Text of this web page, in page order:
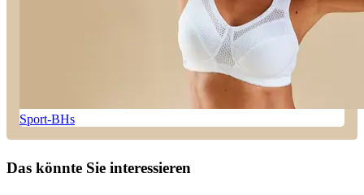
Sport-BHs
Das könnte Sie interessieren